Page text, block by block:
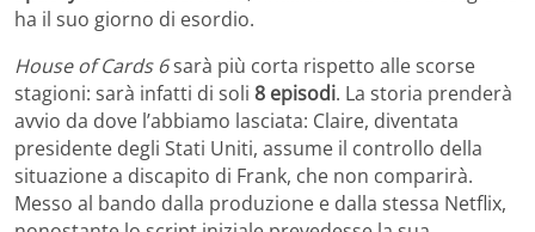
ha il suo giorno di esordio.
House of Cards 6sarà più corta rispetto alle scorse
stagioni: sarà infatti di soli 8 episodi. La storia prenderà
avvio da dove l’abbiamo lasciata: Claire, diventata
presidente degli Stati Uniti, assume il controllo della
situazione a discapito di Frank, che non comparirà.
Messo al bando dalla produzione e dalla stessa Netflix,